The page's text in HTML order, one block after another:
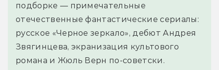
подборке — примечательные
отечественные фантастические сериалы:
русское «Черное зеркало», дебют Андрея
Звягинцева, экранизация культового
романа и Жюль Верн по-советски.